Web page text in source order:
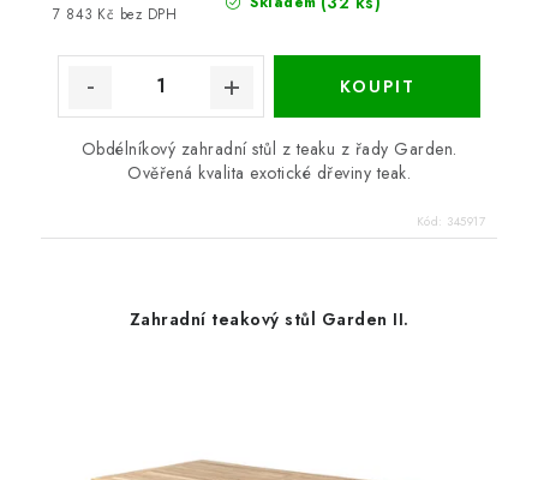
7 843 Kč bez DPH
Obdélníkový zahradní stůl z teaku z řady Garden.
Ověřená kvalita exotické dřeviny teak.
Kód: 345917
Zahradní teakový stůl Garden II.